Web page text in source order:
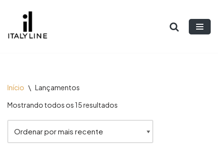
para
Início \ Lançamentos
Mostrando todos os 15 resultados